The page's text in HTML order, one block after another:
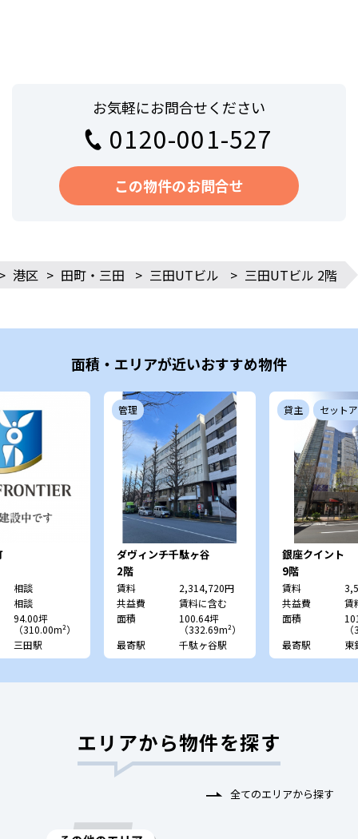
お気軽にお問合せください
0120-001-527
この物件のお問合せ
港区 > 田町・三田 > 三田UTビル > 三田UTビル 2階
面積・エリアが近いおすすめ物件
相談
相談
94.00坪
（310.00m²）
三田駅
管理
ダヴィンチ千駄ヶ谷
2階
賃料
2,314,720円
共益費
賃料に含む
面積
100.64坪
（332.69m²）
最寄駅
千駄ヶ谷駅
貸主 セット
銀座クイント
9階
賃料
共益費
賃
面積
最寄駅
東
エリアから物件を探す
全てのエリアから探す